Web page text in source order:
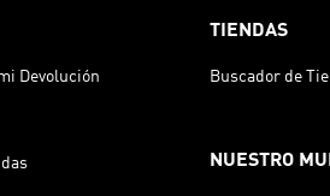
Devolución
TIENDAS
Buscador de
NUESTRO